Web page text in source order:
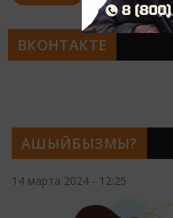
АШЫЙБЫЗМЫ?
14 марта 2024 - 12:25
ВКОНТАКТЕ